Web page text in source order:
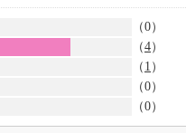
（0）
（4）
（ 1 ）
（0）
（0）